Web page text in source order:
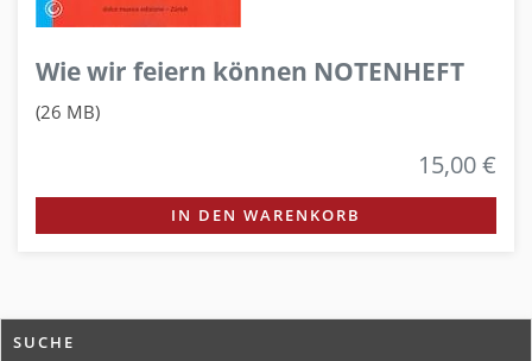
Wie wir feiern können NOTENHEFT
(26 MB)
15,00 €
IN DEN WARENKORB
SUCHE